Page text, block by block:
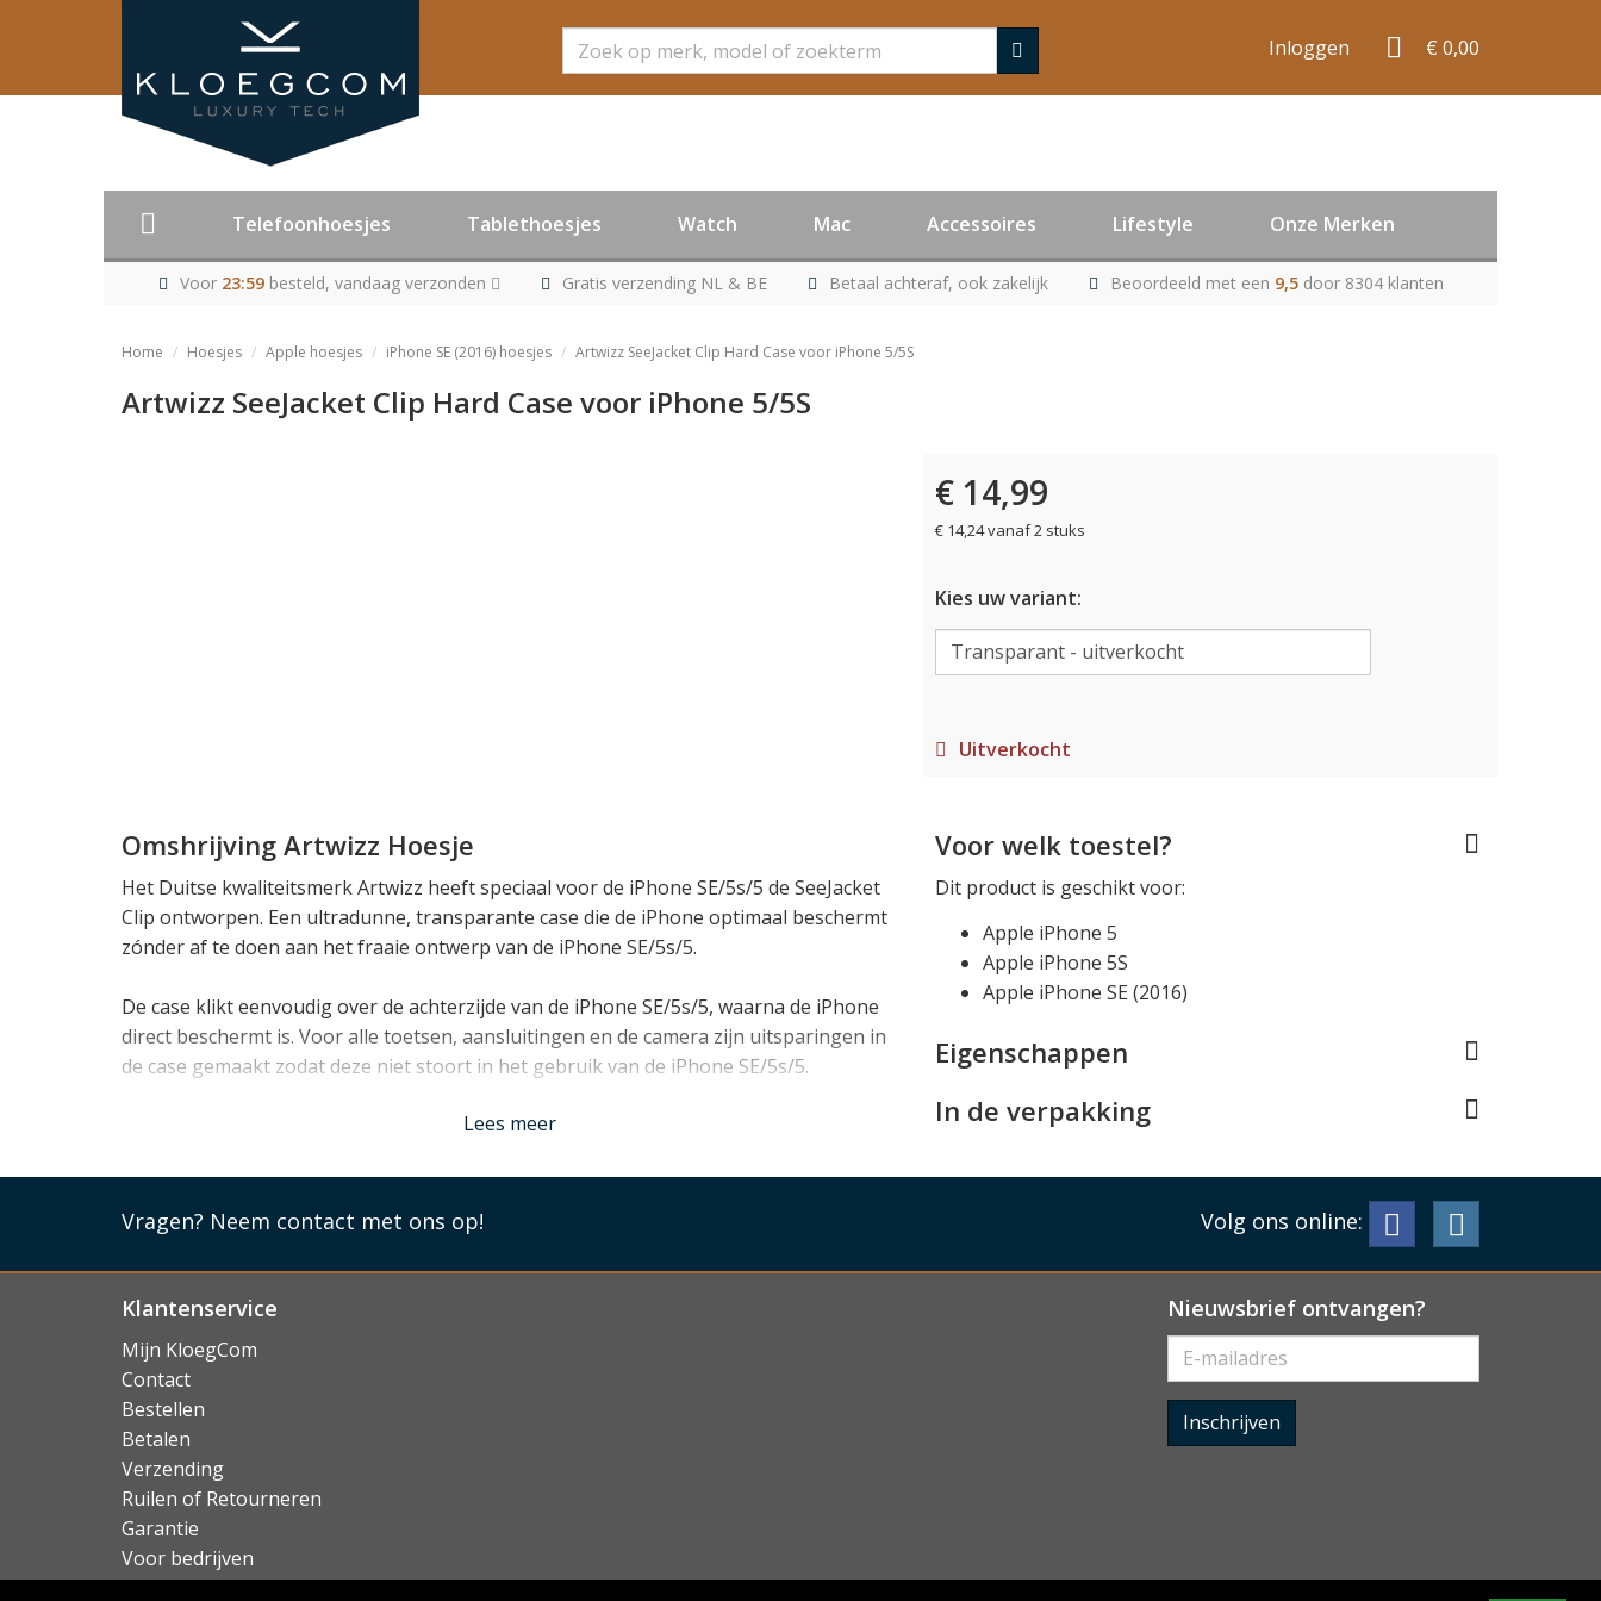
Zoeken Inloggen € 0,00
Telefoonhoesjes Tablethoesjes Watch Mac Accessoires Lifestyle Onze Merken
Voor 23:59besteld, vandaag verzonden Gratis verzending NL & BE Betaal achteraf, ook zakelijk Beoordeeld met een 9,5 door 8304 klanten
Home Hoesjes Apple hoesjes iPhone SE (2016) hoesjes Artwizz SeeJacket Clip Hard Case voor iPhone 5/5S
Artwizz SeeJacket Clip Hard Case voor iPhone 5/5S
€ 14,99
€ 14,24 vanaf 2 stuks
Kies uw variant:
Uitverkocht
Omshrijving Artwizz Hoesje
Het Duitse kwaliteitsmerk Artwizz heeft speciaal voor de iPhone SE/5s/5 de SeeJacket
Clip ontworpen. Een ultradunne, transparante case die de iPhone optimaal beschermt
zónder af te doen aan het fraaie ontwerp van de iPhone SE/5s/5.
De case klikt eenvoudig over de achterzijde van de iPhone SE/5s/5, waarna de iPhone
direct beschermt is. Voor alle toetsen, aansluitingen en de camera zijn uitsparingen in
de case gemaakt zodat deze niet stoort in het gebruik van de iPhone SE/5s/5.
Lees minder
Lees meer
Voor welk toestel?
Dit product is geschikt voor:
Apple iPhone 5
Apple iPhone 5S
Apple iPhone SE (2016)
Eigenschappen
In de verpakking
Vragen? Neem contact met ons op! Volg ons online:
Klantenservice
Mijn KloegCom
Contact
Bestellen
Betalen
Verzending
Ruilen of Retourneren
Garantie
Voor bedrijven
Over KloegCom.nl
Nieuwsbrief ontvangen?
Inschrijven